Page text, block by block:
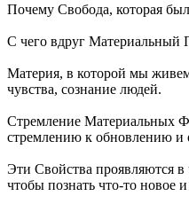
Почему Свобода, которая
С чего вдруг Материальный
Материя, в которой мы
чувства, сознание людей.
Стремление Материальных
стремлению к обновлению и
Эти Свойства проявляются в
чтобы познать что-то новое